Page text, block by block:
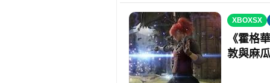
XBOXSX
《霍格
敦與麻